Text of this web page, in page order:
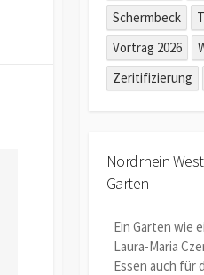
Schermbeck
Vortrag 2026
Zeritifizierung
Nordrhein
Garten
Ein Garten wie
Laura-Maria
Essen auch für